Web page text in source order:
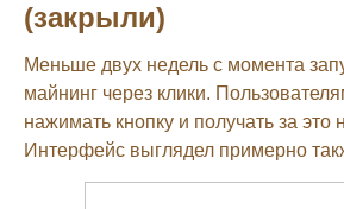
(закрыли)
Меньше двух недель с момента
майнинг через клики.
нажимать кнопку и получать за
Интерфейс выглядел примерно